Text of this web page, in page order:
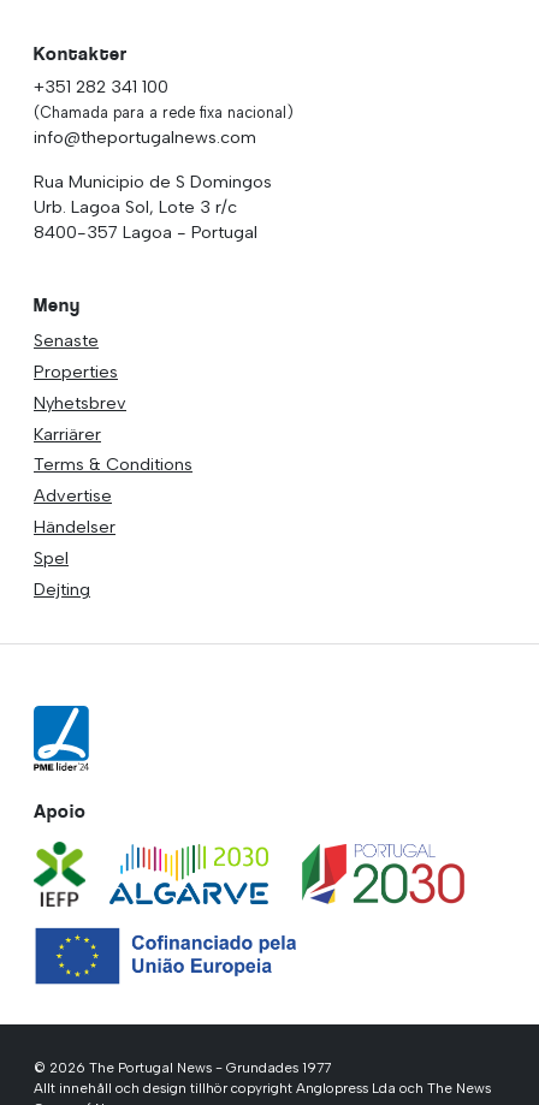
Kontakter
+351 282 341 100
(Chamada para a rede fixa nacional)
info@theportugalnews.com
Rua Municipio de S Domingos
Urb. Lagoa Sol, Lote 3 r/c
8400-357 Lagoa - Portugal
Meny
Senaste
Properties
Nyhetsbrev
Karriärer
Terms & Conditions
Advertise
Händelser
Spel
Dejting
Apoio
© 2026 The Portugal News - Grundades 1977
Allt innehåll och design tillhör copyright Anglopress Lda och The News